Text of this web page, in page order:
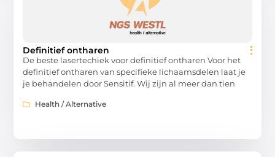
Definitief ontharen
De beste lasertechiek voor definitief ontharen Voor het
definitief ontharen van specifieke lichaamsdelen laat je
je behandelen door Sensitif. Wij zijn al meer dan tien
Health / Alternative